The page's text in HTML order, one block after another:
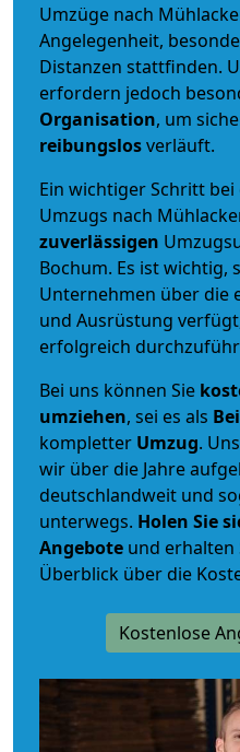
Umzüge nach
Angelegenheit,
Distanzen stattfinden.
erfordern jedoch
Organisation, um
reibungslosverläuft.
Ein wichtiger Schritt
Umzugs nach
zuverlässigen
Bochum. Es ist wichtig,
Unternehmen über die
und Ausrüstung
erfolgreich
Bei uns können Sie
umziehen, sei es als
kompletter Umzug.
wir über die Jahre
deutschlandweit und
unterwegs. Holen Sie
Angebote und erhalten
Überblick über die
Kostenlose